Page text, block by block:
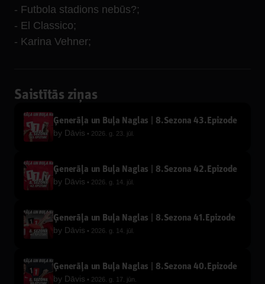
- Futbola stadions nebūs?;
- El Classico;
- Karina Vehner;
Saistītās ziņas
Ģenerāļa un Buļa Naglas | 8.Sezona 43.Epizode
by Dāvis 2026. g. 23. jūl.
Ģenerāļa un Buļa Naglas | 8.Sezona 42.Epizode
by Dāvis 2026. g. 14. jūl.
Ģenerāļa un Buļa Naglas | 8.Sezona 41.Epizode
by Dāvis 2026. g. 14. jūl.
Ģenerāļa un Buļa Naglas | 8.Sezona 40.Epizode
by Dāvis 2026. g. 17. jūn.